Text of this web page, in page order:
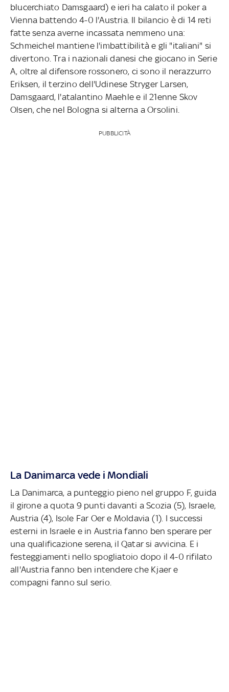
blucerchiato Damsgaard) e ieri ha calato il poker a
Vienna battendo 4-0 l'Austria. Il bilancio è di 14 reti
fatte senza averne incassata nemmeno una:
Schmeichel mantiene l'imbattibilità e gli "italiani" si
divertono. Tra i nazionali danesi che giocano in Serie
A, oltre al difensore rossonero, ci sono il nerazzurro
Eriksen, il terzino dell'Udinese Stryger Larsen,
Damsgaard, l'atalantino Maehle e il 21enne Skov
Olsen, che nel Bologna si alterna a Orsolini.
PUBBLICITÀ
La Danimarca vede i Mondiali
La Danimarca, a punteggio pieno nel gruppo F, guida
il girone a quota 9 punti davanti a Scozia (5), Israele,
Austria (4), Isole Far Oer e Moldavia (1). I successi
esterni in Israele e in Austria fanno ben sperare per
una qualificazione serena, il Qatar si avvicina. E i
festeggiamenti nello spogliatoio dopo il 4-0 rifilato
all'Austria fanno ben intendere che Kjaer e
compagni fanno sul serio.